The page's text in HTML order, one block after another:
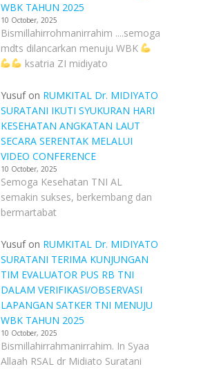
WBK TAHUN 2025
10 October, 2025
Bismillahirrohmanirrahim ....semoga
mdts dilancarkan menuju WBK
ksatria ZI midiyato
Yusufon RUMKITAL Dr. MIDIYATO
SURATANI IKUTI SYUKURAN HARI
KESEHATAN ANGKATAN LAUT
SECARA SERENTAK MELALUI
VIDEO CONFERENCE
10 October, 2025
Semoga Kesehatan TNI AL
semakin sukses, berkembang dan
bermartabat
Yusufon RUMKITAL Dr. MIDIYATO
SURATANI TERIMA KUNJUNGAN
TIM EVALUATOR PUS RB TNI
DALAM VERIFIKASI/OBSERVASI
LAPANGAN SATKER TNI MENUJU
WBK TAHUN 2025
10 October, 2025
Bismillahirrahmanirrahim. In Syaa
Allaah RSAL dr Midiato Suratani